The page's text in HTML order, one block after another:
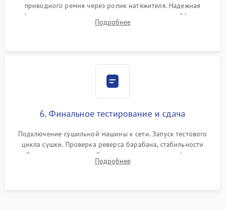
приводного ремня через ролик натяжителя. Надежная
фиксация всех узлов, подключение клемм и шлейфов к
модулю управления. Монтаж корпусных панелей, люка и
Подробнее
6. Финальное тестирование и сдача
Подключение сушильной машины к сети. Запуск тестового
цикла сушки. Проверка реверса барабана, стабильности
набора температуры, работы дренажного насоса (откачка
конденсата) и отсутствия посторонних скрипов, стуков или
Подробнее